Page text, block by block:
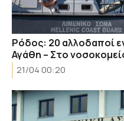
Ρόδος: 20 αλλοδαποί
Αγάθη – Στο
21/04 00:20